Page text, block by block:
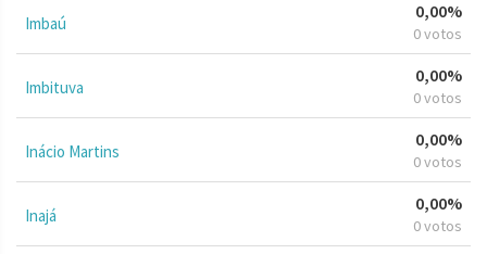
Imbaú
0,00%
0 votos
Imbituva
0,00%
0 votos
Inácio Martins
0,00%
0 votos
Inajá
0,00%
0 votos